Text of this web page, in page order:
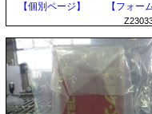
【個別ページ】
【フォーム